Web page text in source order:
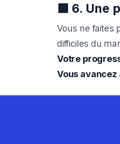
🟩 6. Une
Vous ne faites
difficiles du
Votre
Vous